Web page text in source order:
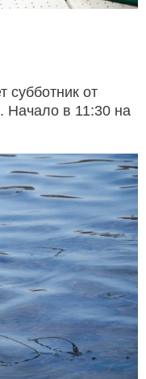
субботник от
Начало в 11:30 на